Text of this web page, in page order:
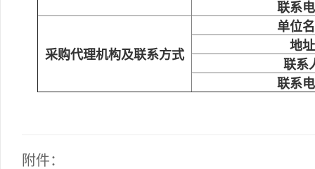
联系
采购代理机构及联系方式
单位
地址
联系
联系
附件：